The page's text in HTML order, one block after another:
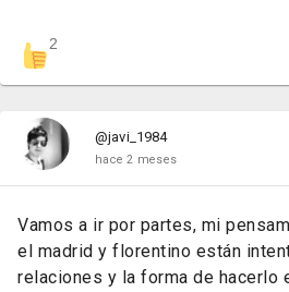
2
@javi_1984
hace 2 meses
Vamos a ir por partes, mi
el madrid y florentino están
relaciones y la forma de hacerlo